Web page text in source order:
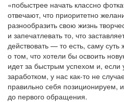
«побыстрее начать классно
отвечают, что приоритетно
разнообразить свою жизнь
и запечатлевать то, что
действовать — то есть, саму
о том, что хотели бы освоить
идет за быстрым успехом и, если
заработком, у нас как-то не
правильно себя позиционируем,
до первого обращения.